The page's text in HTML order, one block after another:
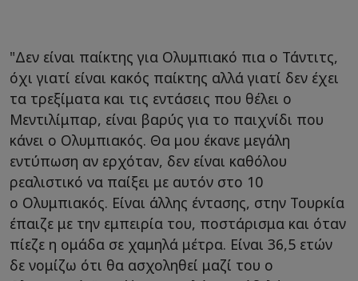
"Δεν είναι παίκτης για Ολυμπιακό πια ο Τάντιτς,
όχι γιατί είναι κακός παίκτης αλλά γιατί δεν έχει
τα τρεξίματα και τις εντάσεις που θέλει ο
Μεντιλίμπαρ, είναι βαρύς για το παιχνίδι που
κάνει ο Ολυμπιακός. Θα μου έκανε μεγάλη
εντύπωση αν ερχόταν, δεν είναι καθόλου
ρεαλιστικό να παίξει με αυτόν στο 10
ο Ολυμπιακός. Είναι άλλης έντασης, στην Τουρκία
έπαιζε με την εμπειρία του, ποστάρισμα και όταν
πίεζε η ομάδα σε χαμηλά μέτρα. Είναι 36,5 ετών
δε νομίζω ότι θα ασχοληθεί μαζί του ο